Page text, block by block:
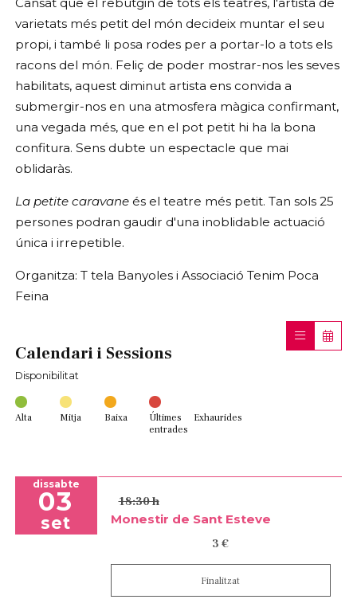
varietats més petit del món decideix muntar el seu
propi, i també li posa rodes per a portar-lo a tots els
racons del món. Feliç de poder mostrar-nos les seves
habilitats, aquest diminut artista ens convida a
submergir-nos en una atmosfera màgica confirmant,
una vegada més, que en el pot petit hi ha la bona
confitura. Sens dubte un espectacle que mai
oblidaràs.
La petite caravane és el teatre més petit. Tan sols 25
persones podran gaudir d'una inoblidable actuació
única i irrepetible.
Organitza: T tela Banyoles i Associació Tenim Poca
Feina
Calendari i Sessions
Disponibilitat
Alta Mitja Baixa
Últimes
entrades
Exhaurides
dissabte
03
set
18:30 h
Monestir de Sant Esteve
3 €
Finalitzat